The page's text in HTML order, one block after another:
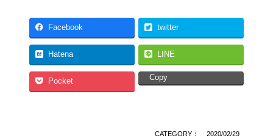
Facebook twitter
Hatena LINE
Pocket Copy
CATEGORY： 2020/02/29